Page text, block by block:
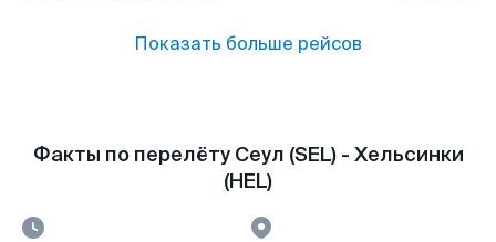
Показать больше рейсов
Факты по перелёту Сеул (SEL) - Хельсинки
(HEL)